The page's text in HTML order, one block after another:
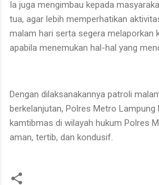
Ia juga mengimbau kepada
tua, agar lebih memperhatikan
malam hari serta segera melaporkan
apabila menemukan hal-hal yang
Dengan dilaksanakannya patroli
berkelanjutan, Polres Metro Lampung
kamtibmas di wilayah hukum Polres
aman, tertib, dan kondusif.